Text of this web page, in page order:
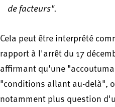
de facteurs".
Cela peut être interprété
rapport à l'arrêt du 17
affirmant qu'une
"conditions allant au-delà",
notamment plus question